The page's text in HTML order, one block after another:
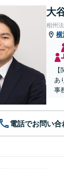
大
相州
横
あ
事
電話でお問い合